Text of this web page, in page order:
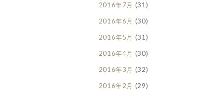
2016年7月 (31)
2016年6月 (30)
2016年5月 (31)
2016年4月 (30)
2016年3月 (32)
2016年2月 (29)